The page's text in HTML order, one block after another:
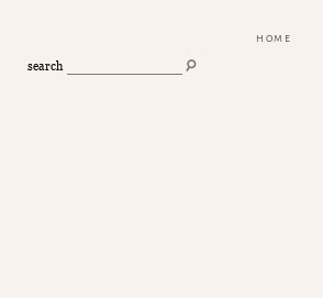
search
HOME